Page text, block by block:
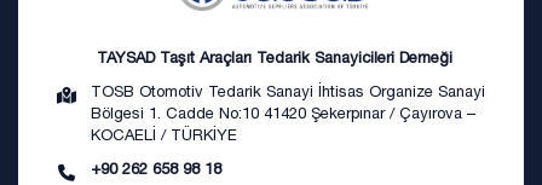
TAYSAD Taşıt Araçları Tedarik Sanayicileri Derneği
TOSB Otomotiv Tedarik Sanayi İhtisas Organize Sanayi
Bölgesi 1. Cadde No:10 41420 Şekerpınar / Çayırova –
KOCAELİ / TÜRKİYE
+90 262 658 98 18